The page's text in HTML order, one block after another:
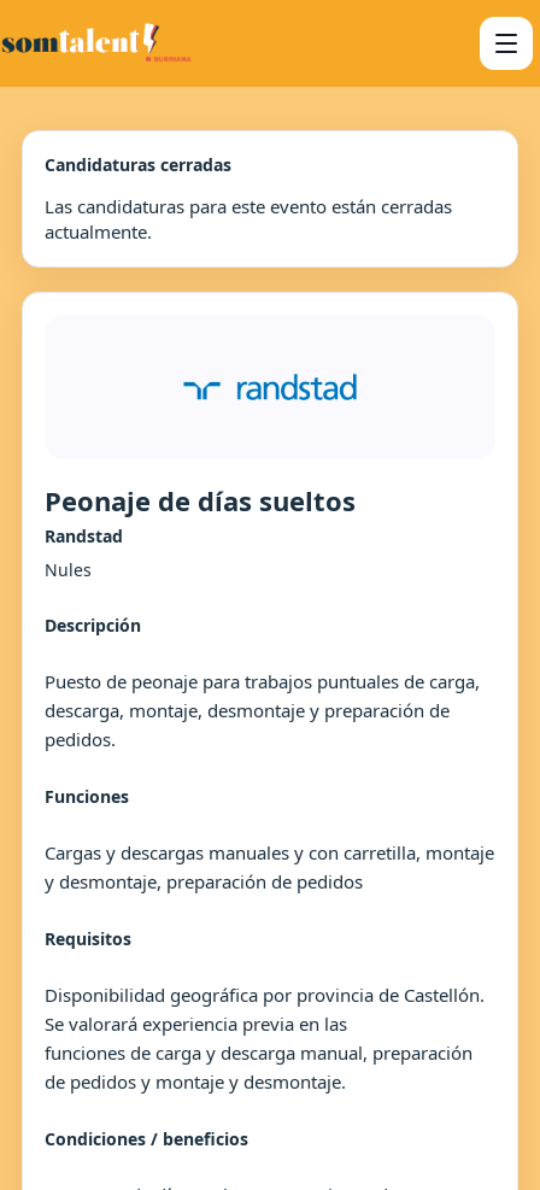
Candidaturas cerradas
Las candidaturas para este evento están cerradas
actualmente.
Peonaje de días sueltos
Randstad
Nules
Descripción
Puesto de peonaje para trabajos puntuales de carga,
descarga, montaje, desmontaje y preparación de
pedidos.
Funciones
Cargas y descargas manuales y con carretilla, montaje
y desmontaje, preparación de pedidos
Requisitos
Disponibilidad geográfica por provincia de Castellón.
Se valorará experiencia previa en las
funciones de carga y descarga manual, preparación
de pedidos y montaje y desmontaje.
Condiciones / beneficios